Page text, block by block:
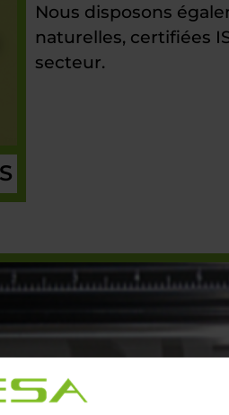
Nous disposons
naturelles, certifiées
secteur.